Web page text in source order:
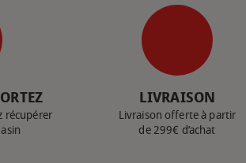
récupérer
LIVRAISON
Livraison offerte à partir
de 299€ d’achat